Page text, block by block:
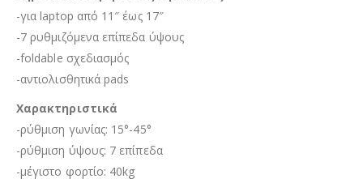
-για laptop από 11″ έως 17″
-7 ρυθμιζόμενα επίπεδα ύψους
-foldable σχεδιασμός
-αντιολισθητικά pads
Χαρακτηριστικά
-ρύθμιση γωνίας: 15°-45°
-ρύθμιση ύψους: 7 επίπεδα
-μέγιστο φορτίο: 40kg